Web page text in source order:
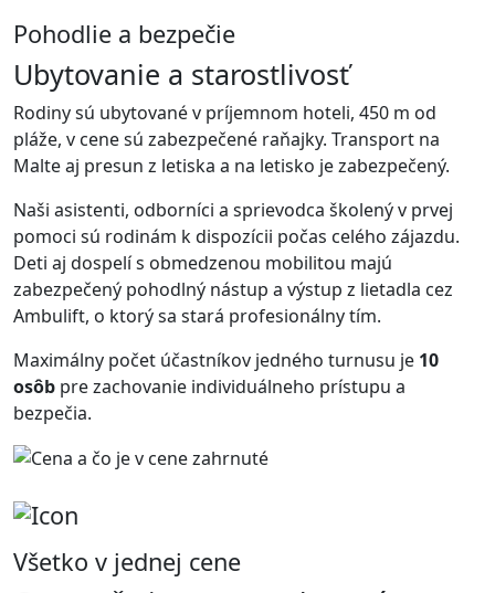
Pohodlie a bezpečie
Ubytovanie a starostlivosť
Rodiny sú ubytované v príjemnom hoteli, 450 m od
pláže, v cene sú zabezpečené raňajky. Transport na
Malte aj presun z letiska a na letisko je zabezpečený.
Naši asistenti, odborníci a sprievodca školený v prvej
pomoci sú rodinám k dispozícii počas celého zájazdu.
Deti aj dospelí s obmedzenou mobilitou majú
zabezpečený pohodlný nástup a výstup z lietadla cez
Ambulift, o ktorý sa stará profesionálny tím.
Maximálny počet účastníkov jedného turnusu je 10
osôb pre zachovanie individuálneho prístupu a
bezpečia.
Všetko v jednej cene